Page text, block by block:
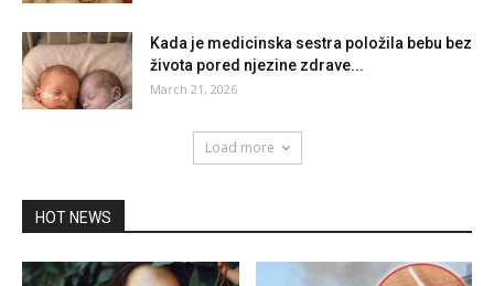
Kada je medicinska sestra položila bebu bez
života pored njezine zdrave...
March 21, 2026
Load more
HOT NEWS